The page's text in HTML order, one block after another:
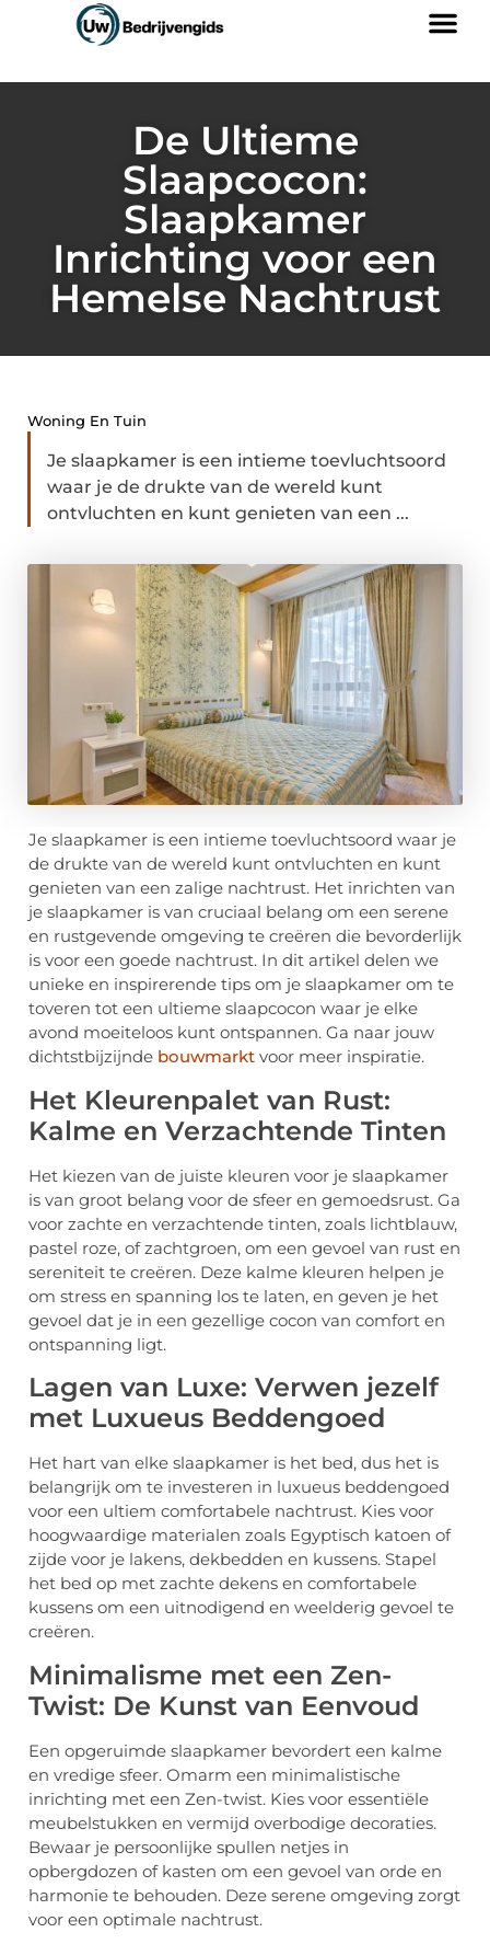
De Ultieme
Slaapcocon:
Slaapkamer
Inrichting voor een
Hemelse Nachtrust
Woning En Tuin
Je slaapkamer is een intieme toevluchtsoord
waar je de drukte van de wereld kunt
ontvluchten en kunt genieten van een ...
Je slaapkamer is een intieme toevluchtsoord waar je
de drukte van de wereld kunt ontvluchten en kunt
genieten van een zalige nachtrust. Het inrichten van
je slaapkamer is van cruciaal belang om een serene
en rustgevende omgeving te creëren die bevorderlijk
is voor een goede nachtrust. In dit artikel delen we
unieke en inspirerende tips om je slaapkamer om te
toveren tot een ultieme slaapcocon waar je elke
avond moeiteloos kunt ontspannen. Ga naar jouw
dichtstbijzijnde bouwmarkt voor meer inspiratie.
Het Kleurenpalet van Rust:
Kalme en Verzachtende Tinten
Het kiezen van de juiste kleuren voor je slaapkamer
is van groot belang voor de sfeer en gemoedsrust. Ga
voor zachte en verzachtende tinten, zoals lichtblauw,
pastel roze, of zachtgroen, om een gevoel van rust en
sereniteit te creëren. Deze kalme kleuren helpen je
om stress en spanning los te laten, en geven je het
gevoel dat je in een gezellige cocon van comfort en
ontspanning ligt.
Lagen van Luxe: Verwen jezelf
met Luxueus Beddengoed
Het hart van elke slaapkamer is het bed, dus het is
belangrijk om te investeren in luxueus beddengoed
voor een ultiem comfortabele nachtrust. Kies voor
hoogwaardige materialen zoals Egyptisch katoen of
zijde voor je lakens, dekbedden en kussens. Stapel
het bed op met zachte dekens en comfortabele
kussens om een uitnodigend en weelderig gevoel te
creëren.
Minimalisme met een Zen-
Twist: De Kunst van Eenvoud
Een opgeruimde slaapkamer bevordert een kalme
en vredige sfeer. Omarm een minimalistische
inrichting met een Zen-twist. Kies voor essentiële
meubelstukken en vermijd overbodige decoraties.
Bewaar je persoonlijke spullen netjes in
opbergdozen of kasten om een gevoel van orde en
harmonie te behouden. Deze serene omgeving zorgt
voor een optimale nachtrust.